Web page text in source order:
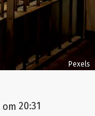
Pexels
om 20:31